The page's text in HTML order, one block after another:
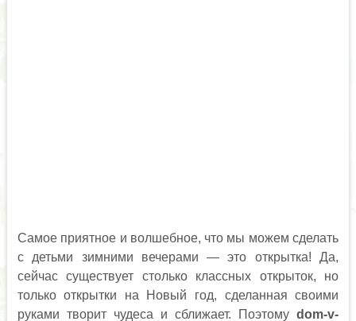
Самое приятное и волшебное, что мы можем сделать
с детьми зимними вечерами — это открытка! Да,
сейчас существует столько классных открыток, но
только открытки на Новый год, сделанная своими
руками творит чудеса и сближает. Поэтомуdom-v-